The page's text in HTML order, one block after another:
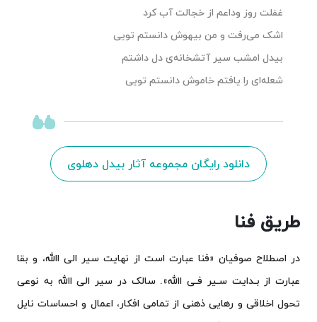
غفلت روز وداعم از خجالت آب‌ کرد
اشک می‌رفت و من بیهوش دانستم تویی
بیدل امشب سیر آتشخانه‌ی دل داشتم
شعله‌ای را یافتم خاموش دانستم تویی
دانلود رایگان مجموعه آثار بیدل دهلوی
طریق فنا
در اصطلاح صوفیان «فنا عبارت است از نهایت سیر الی االله، و بقا
عبارت از بـدایت سـیر فـی االله». سالک در سیر الی االله به ‌نوعی
تحول اخلاقی و رهایی ذهنی از تمامی افکار، اعمال و احساسات نایل